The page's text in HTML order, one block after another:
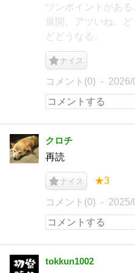
ツンポイントがあ
展開、アツいね。
どどうなる。
ナイス
コメント(0) 2026/
クロチ
再読
ナイス ★3
コメント(0) 2025/
tokkun1002